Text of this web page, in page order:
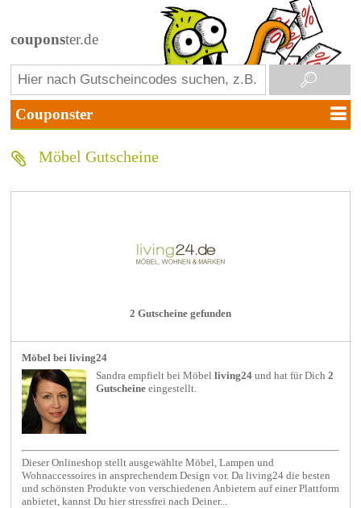
couponster.de
Möbel Gutscheine
2 Gutscheine gefunden
Möbel bei living24
Sandra empfielt beiMöbel living24 und hat für Dich2
Gutscheine eingestellt.
Dieser Onlineshop stellt ausgewählte Möbel, Lampen und
Wohnaccessoires in ansprechendem Design vor. Da living24 die besten
und schönsten Produkte von verschiedenen Anbietern auf einer Plattform
anbietet, kannst Du hier stressfrei nach Deiner...